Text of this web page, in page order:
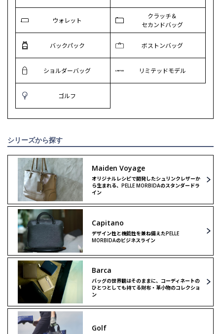
ウォレット
クラッチ＆
セカンドバッグ
バックパック ボストンバッグ
ショルダーバッグ リミテッドモデル
ゴルフ
シリーズから探す
Maiden Voyage
オリジナルレシピで開発したシュリンクレザーか
ら生まれる、PELLE MORBIDAのスタンダードラ
イン
Capitano
デザイン性と機能性を兼ね備えたPELLE
MORBIDAのビジネスライン
Barca
バッグの世界観はそのままに、コーディネートの
ひとつとしても持てる財布・革小物のコレクショ
ン
Golf